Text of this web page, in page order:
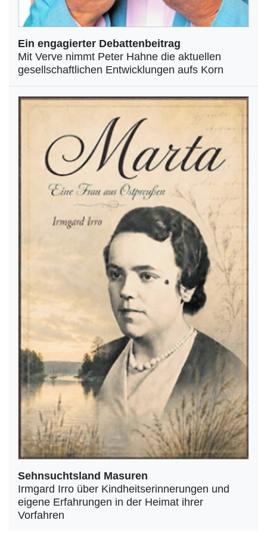
Ein engagierter Debattenbeitrag
Mit Verve nimmt Peter Hahne die aktuellen
gesellschaftlichen Entwicklungen aufs Korn
Sehnsuchtsland Masuren
Irmgard Irro über Kindheitserinnerungen und
eigene Erfahrungen in der Heimat ihrer
Vorfahren